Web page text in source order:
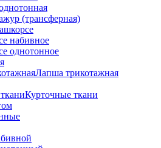
(трансферная)
набивное
однотонное
Лапша трикотажная
Курточные ткани